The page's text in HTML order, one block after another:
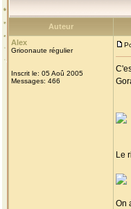
Auteur
Alex
Grioonaute régulier
Inscrit le: 05 Aoû 2005
Messages: 466
Le
On